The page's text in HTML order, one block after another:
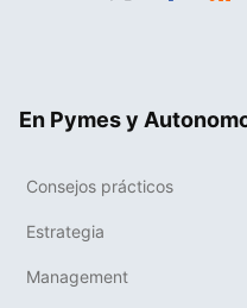
En Pymes y
Consejos prácticos
Estrategia
Management